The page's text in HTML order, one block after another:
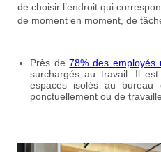
de choisir l’endroit qui
de moment en moment, de
Près de78% des employés
surchargés au travail. Il
espaces isolés au bureau
ponctuellement ou de